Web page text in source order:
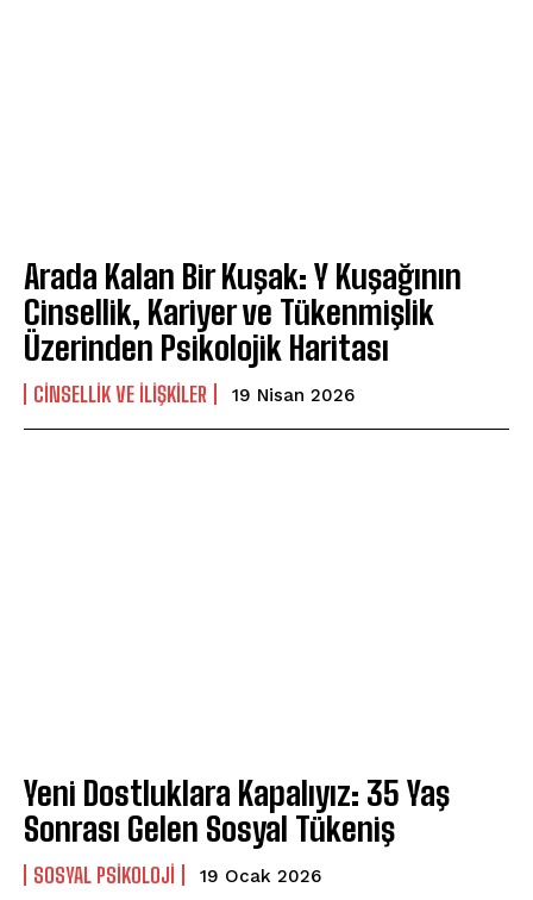
Arada Kalan Bir Kuşak: Y Kuşağının
Cinsellik, Kariyer ve Tükenmişlik
Üzerinden Psikolojik Haritası
CINSELLIK VE İLIŞKILER 19 Nisan 2026
Yeni Dostluklara Kapalıyız: 35 Yaş
Sonrası Gelen Sosyal Tükeniş
SOSYAL PSIKOLOJI 19 Ocak 2026